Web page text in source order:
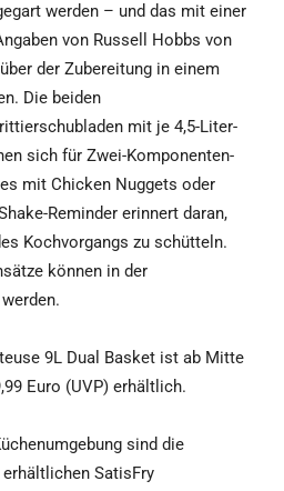
werden – und das mit einer
von Russell Hobbs von
der Zubereitung in einem
Die beiden
mit je 4,5-Liter-
sich für Zwei-Komponenten-
mit Chicken Nuggets oder
Reminder erinnert daran,
Kochvorgangs zu schütteln.
können in der
9L Dual Basket ist ab Mitte
Euro (UVP) erhältlich.
sind die
SatisFry